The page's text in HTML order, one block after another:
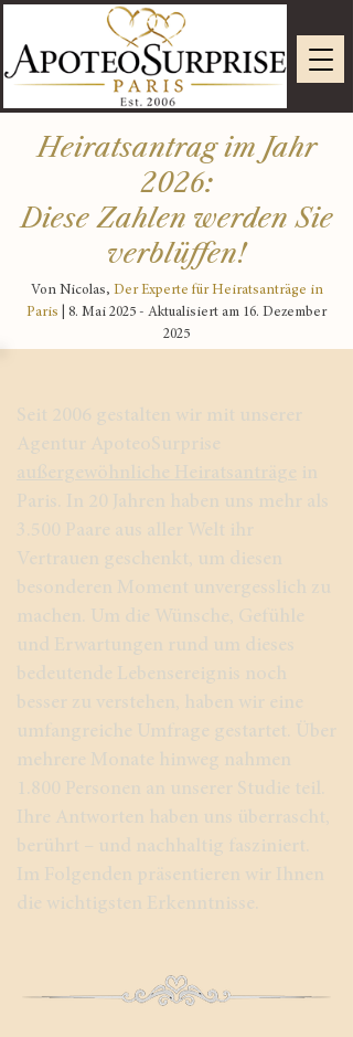
Heiratsantrag im Jahr
2026:
Diese Zahlen werden Sie
verblüffen!
Von Nicolas, Der Experte für Heiratsanträge in
Paris | 8. Mai 2025 - Aktualisiert am 16. Dezember
2025
Seit 2006 gestalten wir mit unserer
Agentur ApoteoSurprise
außergewöhnliche Heiratsanträge in
Paris. In 20 Jahren haben uns mehr als
3.500 Paare aus aller Welt ihr
Vertrauen geschenkt, um diesen
besonderen Moment unvergesslich zu
machen. Um die Wünsche, Gefühle
und Erwartungen rund um dieses
bedeutende Lebensereignis noch
besser zu verstehen, haben wir eine
umfangreiche Umfrage gestartet. Über
mehrere Monate hinweg nahmen
1.800 Personen an unserer Studie teil.
Ihre Antworten haben uns überrascht,
berührt – und nachhaltig fasziniert.
Im Folgenden präsentieren wir Ihnen
die wichtigsten Erkenntnisse.